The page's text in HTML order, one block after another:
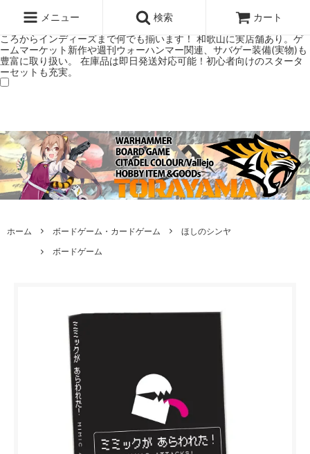
ミアムショップTORAYAMA。通販・オンラインショップです！ ウォー
ハンマーとボードゲームのことなら当店へ！ボードゲームもメジャーど
ころからインディーズまで何でも揃います！ 和歌山に実店舗あり。ゲ
ームマーケット新作や週刊ウォーハンマー関連、サバゲー装備(実物)も
豊富に取り扱い。 在庫品は即日発送対応可能！初心者向けのスタータ
ーセットも充実。
メニュー 検索 カート
ホーム ボードゲーム・カードゲーム
ほしのシンヤ
ボードゲーム